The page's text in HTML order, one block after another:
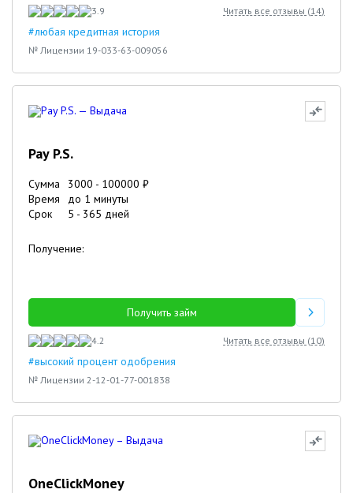
3.9 Читать все отзывы (14)
#любая кредитная история
№ Лицензии 19-033-63-009056
Pay P.S.
Сумма 3000 - 100000 ₽
Время
до 1 минуты
Срок
5 - 365 дней
Получение:
Получить займ
4.2 Читать все отзывы (10)
#высокий процент одобрения
№ Лицензии 2-12-01-77-001838
OneClickMoney